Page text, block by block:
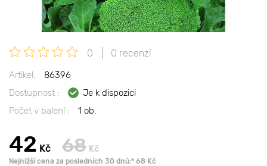
0 0 recenzí
Artikel:
86396
Dostupnost :
Je k dispozici
Počet v balení :
1 ob.
42 Kč 68 Kč
Nejnižší cena za posledních 30 dnů:* 68 Kč